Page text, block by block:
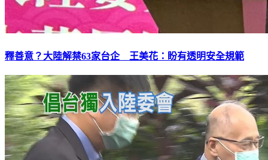
釋善意？大陸解禁63家台企 王美花：盼有透明安全規範